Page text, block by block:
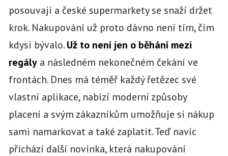
posouvají a české supermarkety se snaží držet
krok. Nakupování už proto dávno není tím, čím
kdysi bývalo.Už to není jen o běhání mezi
regálya následném nekonečném čekání ve
frontách. Dnes má téměř každý řetězec své
vlastní aplikace, nabízí moderní způsoby
placení a svým zákazníkům umožňuje si nákup
sami namarkovat a také zaplatit. Teď navíc
přichází další novinka, která nakupování